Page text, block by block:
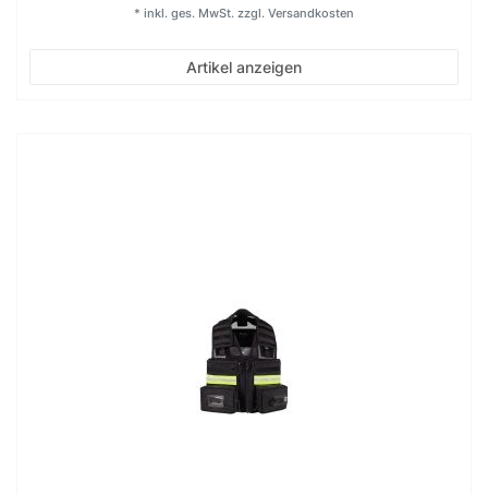
Artikel anzeigen
* inkl. ges. MwSt. zzgl. Versandkosten